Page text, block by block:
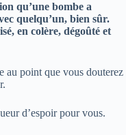
qu’une bombe a
quelqu’un, bien sûr.
en colère, dégoûté et
au point que vous douterez
d’espoir pour vous.